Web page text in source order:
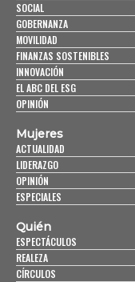
SOCIAL
GOBERNANZA
MOVILIDAD
FINANZAS SOSTENIBLES
INNOVACIÓN
EL ABC DEL ESG
OPINIÓN
Mujeres
ACTUALIDAD
LIDERAZGO
OPINIÓN
ESPECIALES
Quién
ESPECTÁCULOS
REALEZA
CÍRCULOS